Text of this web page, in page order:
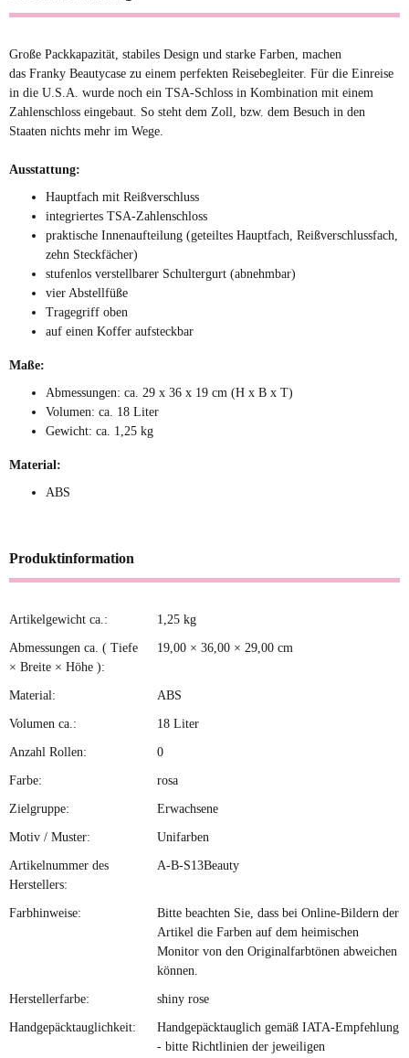
Große Packkapazität, stabiles Design und starke Farben, machen
das Franky Beautycase zu einem perfekten Reisebegleiter. Für die Einreise
in die U.S.A. wurde noch ein TSA-Schloss in Kombination mit einem
Zahlenschloss eingebaut. So steht dem Zoll, bzw. dem Besuch in den
Staaten nichts mehr im Wege.
Ausstattung:
Hauptfach mit Reißverschluss
integriertes TSA-Zahlenschloss
praktische Innenaufteilung (geteiltes Hauptfach, Reißverschlussfach,
zehn Steckfächer)
stufenlos verstellbarer Schultergurt (abnehmbar)
vier Abstellfüße
Tragegriff oben
auf einen Koffer aufsteckbar
Maße:
Abmessungen: ca. 29 x 36 x 19 cm (H x B x T)
Volumen: ca. 18 Liter
Gewicht: ca. 1,25 kg
Material:
ABS
Produktinformation
Produkteigenschaft
Wert
Artikelgewicht ca.: 1,25 kg
Abmessungen ca. ( Tiefe
× Breite × Höhe ):
19,00 × 36,00 × 29,00 cm
Material: ABS
Volumen ca.: 18 Liter
Anzahl Rollen: 0
Farbe: rosa
Zielgruppe: Erwachsene
Motiv / Muster: Unifarben
Artikelnummer des
Herstellers:
A-B-S13Beauty
Farbhinweise:
Bitte beachten Sie, dass bei Online-Bildern der
Artikel die Farben auf dem heimischen
Monitor von den Originalfarbtönen abweichen
können.
Herstellerfarbe: shiny rose
Handgepäcktauglichkeit:
Handgepäcktauglich gemäß IATA-Empfehlung
- bitte Richtlinien der jeweiligen